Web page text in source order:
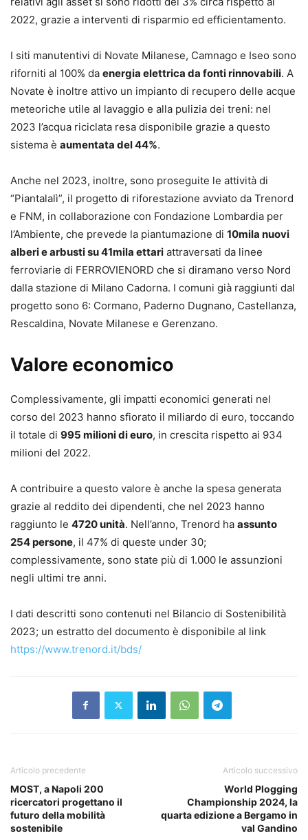
2022, grazie a interventi di risparmio ed efficientamento.
I siti manutentivi di Novate Milanese, Camnago e Iseo sono
riforniti al 100% da energia elettrica da fonti rinnovabili. A
Novate è inoltre attivo un impianto di recupero delle acque
meteoriche utile al lavaggio e alla pulizia dei treni: nel
2023 l’acqua riciclata resa disponibile grazie a questo
sistema è aumentata del 44%.
Anche nel 2023, inoltre, sono proseguite le attività di
“Piantalalì”, il progetto di riforestazione avviato da Trenord
e FNM, in collaborazione con Fondazione Lombardia per
l’Ambiente, che prevede la piantumazione di 10mila nuovi
alberi e arbusti su 41mila ettari attraversati da linee
ferroviarie di FERROVIENORD che si diramano verso Nord
dalla stazione di Milano Cadorna. I comuni già raggiunti dal
progetto sono 6: Cormano, Paderno Dugnano, Castellanza,
Rescaldina, Novate Milanese e Gerenzano.
Valore economico
Complessivamente, gli impatti economici generati nel
corso del 2023 hanno sfiorato il miliardo di euro, toccando
il totale di 995 milioni di euro, in crescita rispetto ai 934
milioni del 2022.
A contribuire a questo valore è anche la spesa generata
grazie al reddito dei dipendenti, che nel 2023 hanno
raggiunto le 4720 unità. Nell’anno, Trenord ha assunto
254 persone, il 47% di queste under 30;
complessivamente, sono state più di 1.000 le assunzioni
negli ultimi tre anni.
I dati descritti sono contenuti nel Bilancio di Sostenibilità
2023; un estratto del documento è disponibile al link
https://www.trenord.it/bds/
Articolo precedente
MOST, a Napoli 200
ricercatori progettano il
futuro della mobilità
sostenibile
Articolo successivo
World Plogging
Championship 2024, la
quarta edizione a Bergamo in
val Gandino